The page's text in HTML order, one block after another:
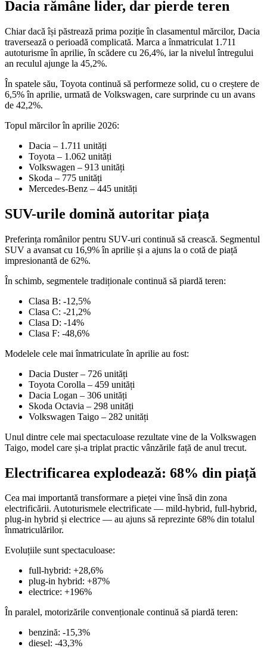
Dacia rămâne lider, dar pierde teren
Chiar dacă își păstrează prima poziție în clasamentul mărcilor, Dacia
traversează o perioadă complicată. Marca a înmatriculat 1.711
autoturisme în aprilie, în scădere cu 26,4%, iar la nivelul întregului
an reculul ajunge la 45,2%.
În spatele său, Toyota continuă să performeze solid, cu o creștere de
6,5% în aprilie, urmată de Volkswagen, care surprinde cu un avans
de 42,2%.
Topul mărcilor în aprilie 2026:
Dacia – 1.711 unități
Toyota – 1.062 unități
Volkswagen – 913 unități
Skoda – 775 unități
Mercedes-Benz – 445 unități
SUV-urile domină autoritar piața
Preferința românilor pentru SUV-uri continuă să crească. Segmentul
SUV a avansat cu 16,9% în aprilie și a ajuns la o cotă de piață
impresionantă de 62%.
În schimb, segmentele tradiționale continuă să piardă teren:
Clasa B: -12,5%
Clasa C: -21,2%
Clasa D: -14%
Clasa F: -48,6%
Modelele cele mai înmatriculate în aprilie au fost:
Dacia Duster– 726 unități
Toyota Corolla – 459 unități
Dacia Logan – 306 unități
Skoda Octavia – 298 unități
Volkswagen Taigo – 282 unități
Unul dintre cele mai spectaculoase rezultate vine de la Volkswagen
Taigo, model care și-a triplat practic vânzările față de anul trecut.
Electrificarea explodează: 68% din piață
Cea mai importantă transformare a pieței vine însă din zona
electrificării. Autoturismele electrificate — mild-hybrid, full-hybrid,
plug-in hybrid și electrice — au ajuns să reprezinte 68% din totalul
înmatriculărilor.
Evoluțiile sunt spectaculoase:
full-hybrid: +28,6%
plug-in hybrid: +87%
electrice: +196%
În paralel, motorizările convenționale continuă să piardă teren:
benzină: -15,3%
diesel: -43,3%